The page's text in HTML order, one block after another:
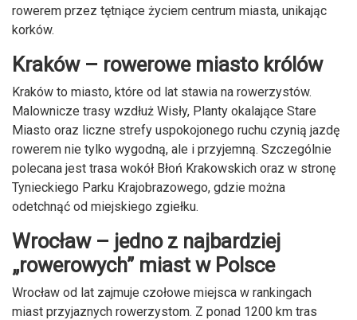
rowerem przez tętniące życiem centrum miasta, unikając
korków.
Kraków – rowerowe miasto królów
Kraków to miasto, które od lat stawia na rowerzystów.
Malownicze trasy wzdłuż Wisły, Planty okalające Stare
Miasto oraz liczne strefy uspokojonego ruchu czynią jazdę
rowerem nie tylko wygodną, ale i przyjemną. Szczególnie
polecana jest trasa wokół Błoń Krakowskich oraz w stronę
Tynieckiego Parku Krajobrazowego, gdzie można
odetchnąć od miejskiego zgiełku.
Wrocław – jedno z najbardziej
„rowerowych” miast w Polsce
Wrocław od lat zajmuje czołowe miejsca w rankingach
miast przyjaznych rowerzystom. Z ponad 1200 km tras